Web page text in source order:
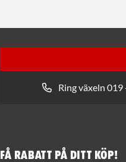
Ring växeln 019
Få rabatt på ditt köp!